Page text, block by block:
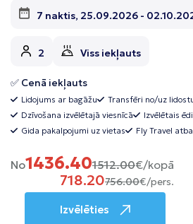
7 naktis, 25.09.2026 -
2 Viss iekļauts
✅ Cenā iekļauts
Lidojums ar bagāžu
Transfēri no/uz
Dzīvošana izvēlētajā viesnīcā
Izvēlētais
Gida pakalpojumi uz vietas
Fly Travel
No1436.401512.00€/kopā
718.20756.00€/pers.
Izvēlēties